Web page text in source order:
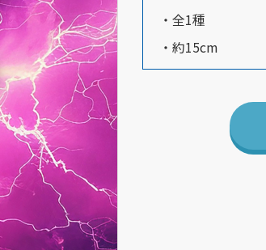
・全1種
・約15cm